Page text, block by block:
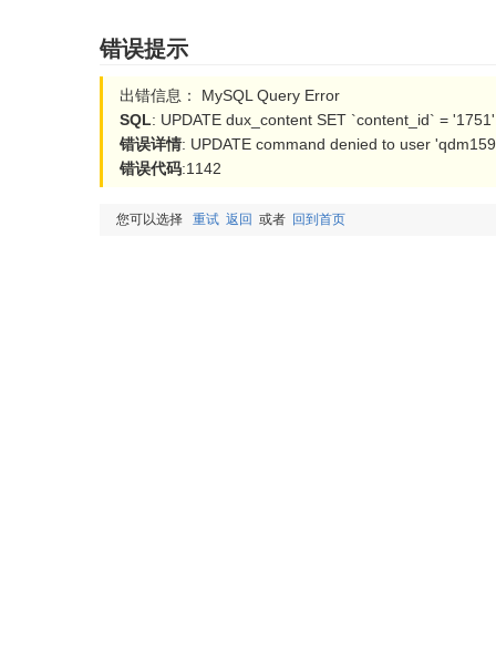
错误提示
出错信息： MySQL Query Error
SQL: UPDATE dux_content SET `content_id` =
错误详情: UPDATE command denied to user
错误代码:1142
您可以选择 重试 返回 或者 回到首页